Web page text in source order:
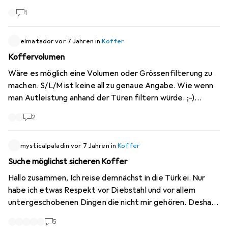
1
elmatador vor 7 Jahren inKoffer
Koffervolumen
Wäre es möglich eine Volumen oder Grössenfilterung zu
machen. S/L/M ist keine all zu genaue Angabe. Wie wenn
man Autleistung anhand der Türen filtern würde. ;-)
2
mysticalpaladin vor 7 Jahren inKoffer
Suche möglichst sicheren Koffer
Hallo zusammen, Ich reise demnächst in die Türkei. Nur
habe ich etwas Respekt vor Diebstahl und vor allem
untergeschobenen Dingen die nicht mir gehören. Deshalb
Ausserdem werde ich wohl eine neue Koffer benötigen,
5